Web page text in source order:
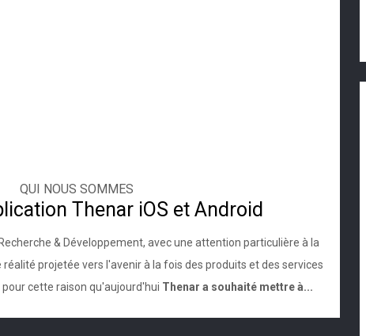
QUI NOUS SOMMES
Thenar iOS et Android
& Développement, avec une attention particulière à la
projetée vers l'avenir à la fois des produits et des services
cette raison qu'aujourd'hui Thenar a souhaité mettre à...